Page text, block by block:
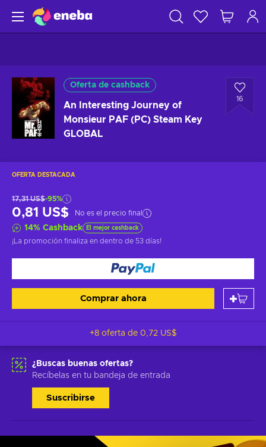
Oferta de cashback
An Interesting Journey of
Monsieur PAF (PC) Steam Key
GLOBAL
16
OFERTA DESTACADA
17,31 US$-95%
0,81 US$ No es el precio final
14% Cashback El mejor cashback
¡La promoción finaliza en dentro de 53 días!
Comprar ahora
+8 oferta de 0,72 US$
¿Buscas buenas ofertas?
Recíbelas en tu bandeja de entrada
Suscribirse